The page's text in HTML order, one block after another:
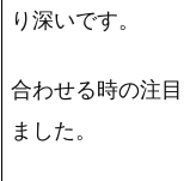
り深いです。
合わせる時の注
ました。